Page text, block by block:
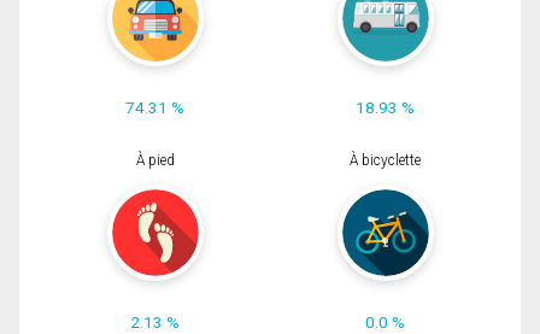
74.31 % 18.93 %
À pied
2.13 %
À bicyclette
0.0 %